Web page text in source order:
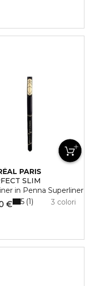
PARIS
SLIM
in Penna Superliner
€ 3 colori
5 1